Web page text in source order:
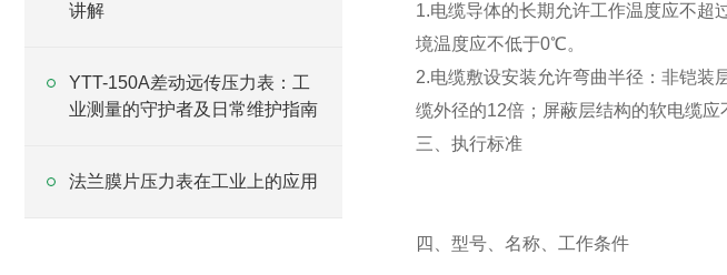
讲解
YTT-150A差动远传压力表：工
业测量的守护者及日常维护指南
法兰膜片压力表在工业上的应用
1.电缆导体的长期允许工作温度应不
境温度应不低于0℃。
2.电缆敷设安装允许弯曲半径：非铠装
缆外径的12倍；屏蔽层结构的软电缆应
三、执行标准
四、型号、名称、工作条件